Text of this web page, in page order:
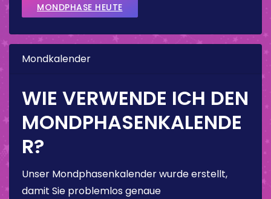
MONDPHASE HEUTE
Mondkalender
WIE VERWENDE ICH DEN
MONDPHASENKALENDE
R?
Unser Mondphasenkalender wurde erstellt,
damit Sie problemlos genaue